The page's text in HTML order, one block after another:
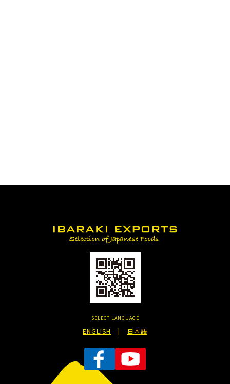
SELECT LANGUAGE
ENGLISH | 日本語